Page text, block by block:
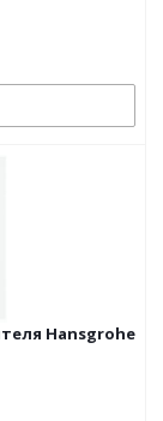
Hansgrohe